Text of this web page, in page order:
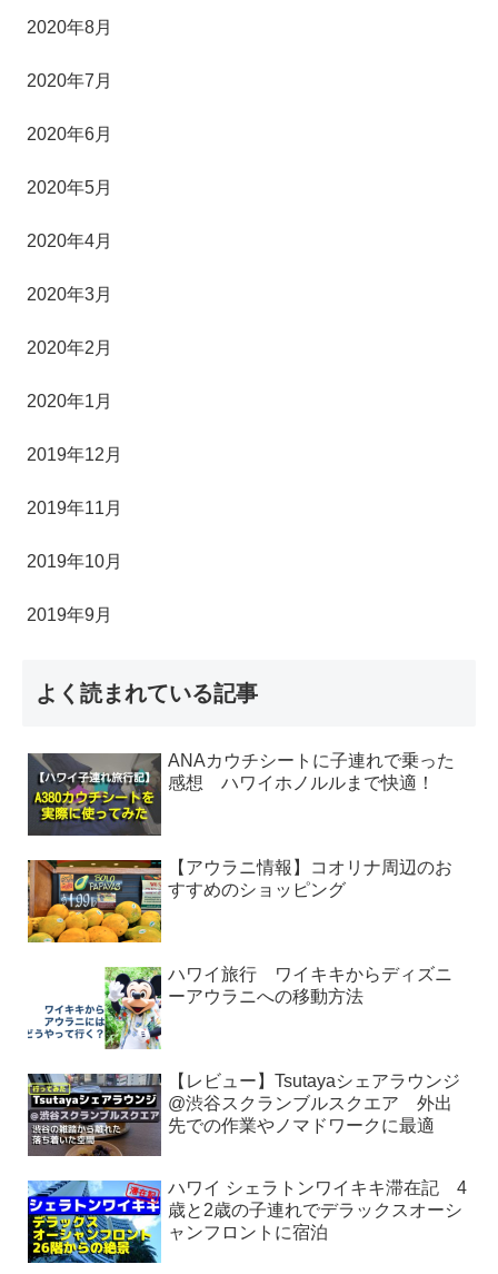
2020年8月
2020年7月
2020年6月
2020年5月
2020年4月
2020年3月
2020年2月
2020年1月
2019年12月
2019年11月
2019年10月
2019年9月
よく読まれている記事
ANAカウチシートに子連れで乗った
感想 ハワイホノルルまで快適！
【アウラニ情報】コオリナ周辺のお
すすめのショッピング
ハワイ旅行 ワイキキからディズニ
ーアウラニへの移動方法
【レビュー】Tsutayaシェアラウンジ
@渋谷スクランブルスクエア 外出
先での作業やノマドワークに最適
ハワイ シェラトンワイキキ滞在記 4
歳と2歳の子連れでデラックスオーシ
ャンフロントに宿泊